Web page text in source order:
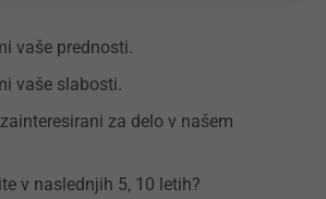
vaše prednosti.
vaše slabosti.
za delo v našem
v naslednjih 5, 10 letih?